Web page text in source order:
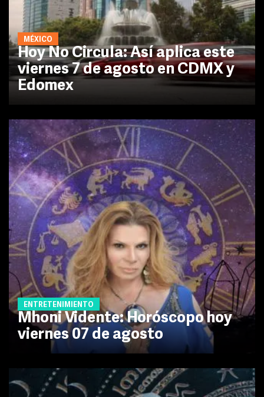
MÉXICO
Hoy No Circula: Así aplica este
viernes 7 de agosto en CDMX y
Edomex
ENTRETENIMIENTO
Mhoni Vidente: Horóscopo hoy
viernes 07 de agosto